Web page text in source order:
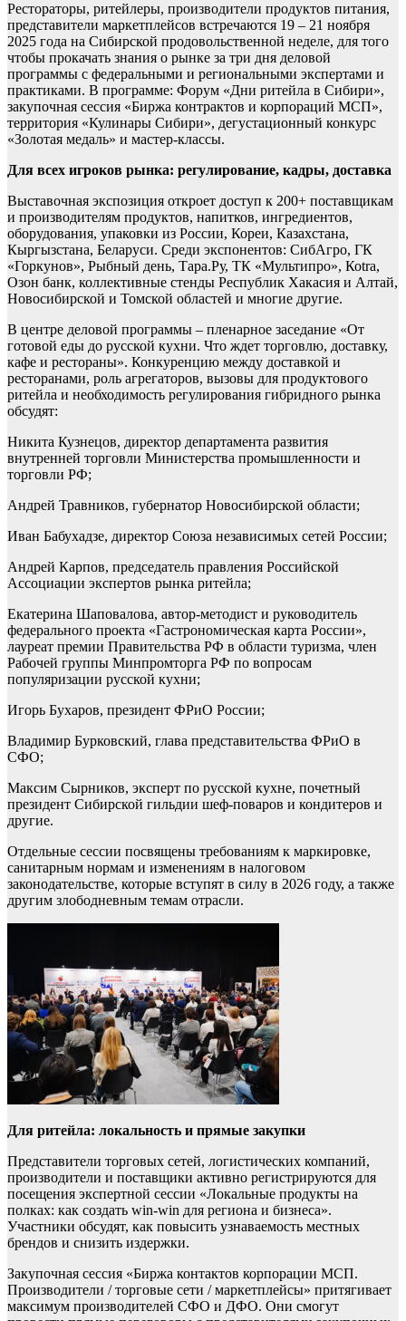
Рестораторы, ритейлеры, производители продуктов питания,
представители маркетплейсов встречаются 19 – 21 ноября
2025 года на Сибирской продовольственной неделе, для того
чтобы прокачать знания о рынке за три дня деловой
программы с федеральными и региональными экспертами и
практиками. В программе: Форум «Дни ритейла в Сибири»,
закупочная сессия «Биржа контрактов и корпораций МСП»,
территория «Кулинары Сибири», дегустационный конкурс
«Золотая медаль» и мастер-классы.
Для всех игроков рынка: регулирование, кадры, доставка
Выставочная экспозиция откроет доступ к 200+ поставщикам
и производителям продуктов, напитков, ингредиентов,
оборудования, упаковки из России, Кореи, Казахстана,
Кыргызстана, Беларуси. Среди экспонентов: СибАгро, ГК
«Горкунов», Рыбный день, Тара.Ру, ТК «Мультипро», Коtra,
Озон банк, коллективные стенды Республик Хакасия и Алтай,
Новосибирской и Томской областей и многие другие.
В центре деловой программы – пленарное заседание «От
готовой еды до русской кухни. Что ждет торговлю, доставку,
кафе и рестораны». Конкуренцию между доставкой и
ресторанами, роль агрегаторов, вызовы для продуктового
ритейла и необходимость регулирования гибридного рынка
обсудят:
Никита Кузнецов, директор департамента развития
внутренней торговли Министерства промышленности и
торговли РФ;
Андрей Травников, губернатор Новосибирской области;
Иван Бабухадзе, директор Союза независимых сетей России;
Андрей Карпов, председатель правления Российской
Ассоциации экспертов рынка ритейла;
Екатерина Шаповалова, автор-методист и руководитель
федерального проекта «Гастрономическая карта России»,
лауреат премии Правительства РФ в области туризма, член
Рабочей группы Минпромторга РФ по вопросам
популяризации русской кухни;
Игорь Бухаров, президент ФРиО России;
Владимир Бурковский, глава представительства ФРиО в
СФО;
Максим Сырников, эксперт по русской кухне, почетный
президент Сибирской гильдии шеф-поваров и кондитеров и
другие.
Отдельные сессии посвящены требованиям к маркировке,
санитарным нормам и изменениям в налоговом
законодательстве, которые вступят в силу в 2026 году, а также
другим злободневным темам отрасли.
Для ритейла: локальность и прямые закупки
Представители торговых сетей, логистических компаний,
производители и поставщики активно регистрируются для
посещения экспертной сессии «Локальные продукты на
полках: как создать win-win для региона и бизнеса».
Участники обсудят, как повысить узнаваемость местных
брендов и снизить издержки.
Закупочная сессия «Биржа контактов корпорации МСП.
Производители / торговые сети / маркетплейсы» притягивает
максимум производителей СФО и ДФО. Они смогут